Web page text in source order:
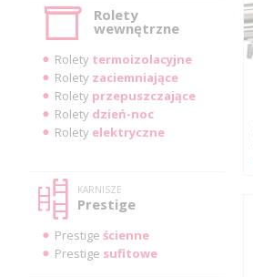
Rolety
wewnętrzne
Rolety termoizolacyjne
Rolety zaciemniające
Rolety przepuszczające
Rolety dzień-noc
Rolety elektryczne
KARNISZE
Prestige
Prestige ścienne
Prestige sufitowe